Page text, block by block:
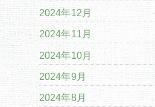
2024年12月
2024年11月
2024年10月
2024年9月
2024年8月